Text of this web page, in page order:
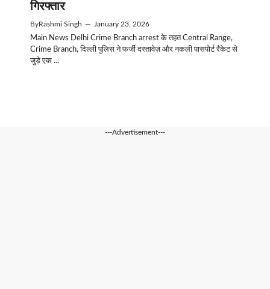
गिरफ्तार
ByRashmi Singh — January 23, 2026
Main News Delhi Crime Branch arrest के तहत Central Range,
Crime Branch, दिल्ली पुलिस ने फर्जी दस्तावेज़ और नकली पासपोर्ट रैकेट से
जुड़े एक ...
---Advertisement---